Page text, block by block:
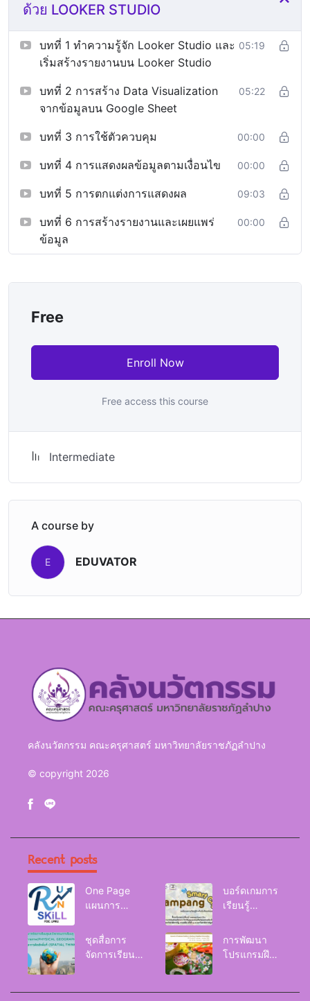
ด้วย LOOKER STUDIO
บทที่ 1 ทำความรู้จัก Looker Studio และ
เริ่มสร้างรายงานบน Looker Studio
05:19
บทที่ 2 การสร้าง Data Visualization
จากข้อมูลบน Google Sheet
05:22
บทที่ 3 การใช้ตัวควบคุม 00:00
บทที่ 4 การแสดงผลข้อมูลตามเงื่อนไข 00:00
บทที่ 5 การตกแต่งการแสดงผล 09:03
บทที่ 6 การสร้างรายงานและเผยแพร่
ข้อมูล
00:00
Free
Enroll Now
Free access this course
Intermediate
A course by
E EDUVATOR
คลังนวัตกรรม คณะครุศาสตร์ มหาวิทยาลัยราชภัฏลำปาง
© copyright 2026
Recent posts
One Page
แผนการ
Reskill
Upskill
บอร์ดเกมการ
เรียนรู้
Smart City
ชุดสื่อการ
จัดการเรียนรู้
การพัฒนา
โปรแกรมฝึก